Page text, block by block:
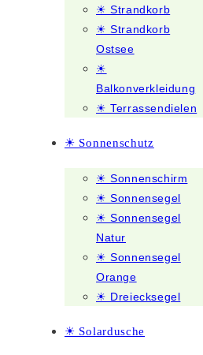
☀ Strandkorb
☀ Strandkorb
Ostsee
☀
Balkonverkleidung
☀ Terrassendielen
☀ Sonnenschutz
☀ Sonnenschirm
☀ Sonnensegel
☀ Sonnensegel
Natur
☀ Sonnensegel
Orange
☀ Dreiecksegel
☀ Solardusche